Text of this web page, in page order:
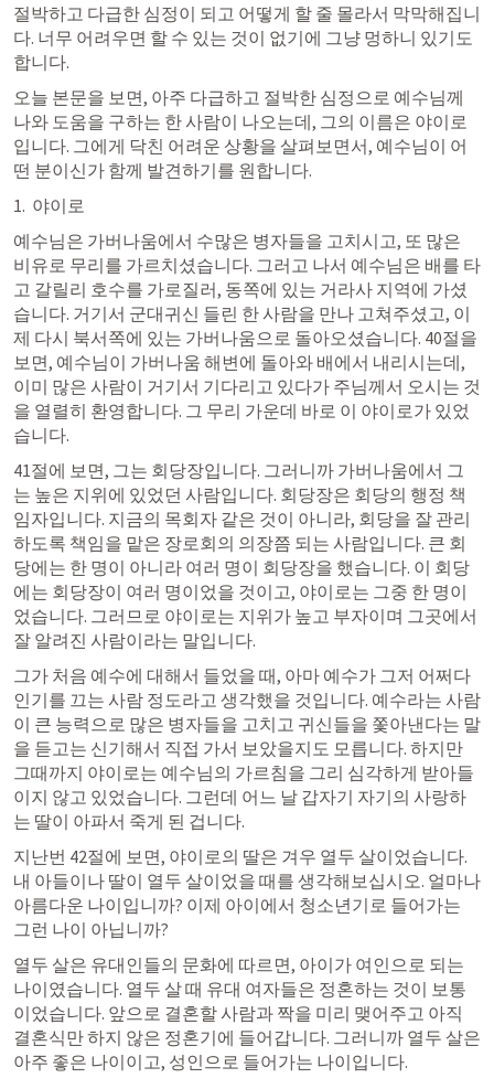
절박하고 다급한 심정이 되고 어떻게 할 줄 몰라서 막막해집니
다. 너무 어려우면 할 수 있는 것이 없기에 그냥 멍하니 있기도
합니다.
오늘 본문을 보면, 아주 다급하고 절박한 심정으로 예수님께
나와 도움을 구하는 한 사람이 나오는데, 그의 이름은 야이로
입니다. 그에게 닥친 어려운 상황을 살펴보면서, 예수님이 어
떤 분이신가 함께 발견하기를 원합니다.
1.  야이로
예수님은 가버나움에서 수많은 병자들을 고치시고, 또 많은
비유로 무리를 가르치셨습니다. 그러고 나서 예수님은 배를 타
고 갈릴리 호수를 가로질러, 동쪽에 있는 거라사 지역에 가셨
습니다. 거기서 군대귀신 들린 한 사람을 만나 고쳐주셨고, 이
제 다시 북서쪽에 있는 가버나움으로 돌아오셨습니다. 40절을
보면, 예수님이 가버나움 해변에 돌아와 배에서 내리시는데,
이미 많은 사람이 거기서 기다리고 있다가 주님께서 오시는 것
을 열렬히 환영합니다. 그 무리 가운데 바로 이 야이로가 있었
습니다.
41절에 보면, 그는 회당장입니다. 그러니까 가버나움에서 그
는 높은 지위에 있었던 사람입니다. 회당장은 회당의 행정 책
임자입니다. 지금의 목회자 같은 것이 아니라, 회당을 잘 관리
하도록 책임을 맡은 장로회의 의장쯤 되는 사람입니다. 큰 회
당에는 한 명이 아니라 여러 명이 회당장을 했습니다. 이 회당
에는 회당장이 여러 명이었을 것이고, 야이로는 그중 한 명이
었습니다. 그러므로 야이로는 지위가 높고 부자이며 그곳에서
잘 알려진 사람이라는 말입니다.
그가 처음 예수에 대해서 들었을 때, 아마 예수가 그저 어쩌다
인기를 끄는 사람 정도라고 생각했을 것입니다. 예수라는 사람
이 큰 능력으로 많은 병자들을 고치고 귀신들을 쫓아낸다는 말
을 듣고는 신기해서 직접 가서 보았을지도 모릅니다. 하지만
그때까지 야이로는 예수님의 가르침을 그리 심각하게 받아들
이지 않고 있었습니다. 그런데 어느 날 갑자기 자기의 사랑하
는 딸이 아파서 죽게 된 겁니다.
지난번 42절에 보면, 야이로의 딸은 겨우 열두 살이었습니다.
내 아들이나 딸이 열두 살이었을 때를 생각해보십시오. 얼마나
아름다운 나이입니까? 이제 아이에서 청소년기로 들어가는
그런 나이 아닙니까?
열두 살은 유대인들의 문화에 따르면, 아이가 여인으로 되는
나이였습니다. 열두 살 때 유대 여자들은 정혼하는 것이 보통
이었습니다. 앞으로 결혼할 사람과 짝을 미리 맺어주고 아직
결혼식만 하지 않은 정혼기에 들어갑니다. 그러니까 열두 살은
아주 좋은 나이이고, 성인으로 들어가는 나이입니다.